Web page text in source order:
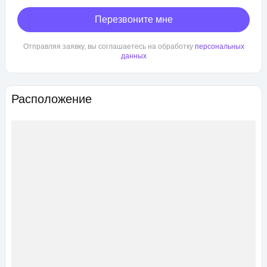
Расположение
Перезвоните мне
Отправляя заявку, вы соглашаетесь на обработку персональных
данных